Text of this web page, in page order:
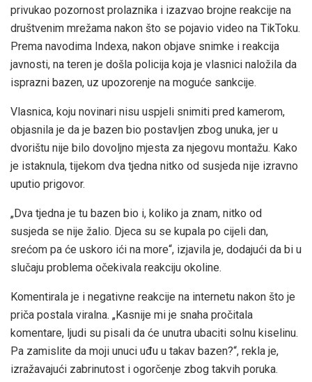
privukao pozornost prolaznika i izazvao brojne reakcije na
društvenim mrežama nakon što se pojavio video na TikToku.
Prema navodima Indexa, nakon objave snimke i reakcija
javnosti, na teren je došla policija koja je vlasnici naložila da
isprazni bazen, uz upozorenje na moguće sankcije.
Vlasnica, koju novinari nisu uspjeli snimiti pred kamerom,
objasnila je da je bazen bio postavljen zbog unuka, jer u
dvorištu nije bilo dovoljno mjesta za njegovu montažu. Kako
je istaknula, tijekom dva tjedna nitko od susjeda nije izravno
uputio prigovor.
„Dva tjedna je tu bazen bio i, koliko ja znam, nitko od
susjeda se nije žalio. Djeca su se kupala po cijeli dan,
srećom pa će uskoro ići na more“, izjavila je, dodajući da bi u
slučaju problema očekivala reakciju okoline.
Komentirala je i negativne reakcije na internetu nakon što je
priča postala viralna. „Kasnije mi je snaha pročitala
komentare, ljudi su pisali da će unutra ubaciti solnu kiselinu.
Pa zamislite da moji unuci uđu u takav bazen?“, rekla je,
izražavajući zabrinutost i ogorčenje zbog takvih poruka.